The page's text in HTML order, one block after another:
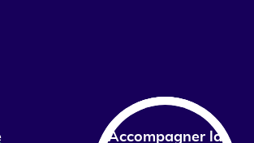
Accompagner la